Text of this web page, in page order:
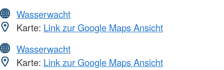
Wasserwacht
Karte: Link zur Google Maps Ansicht
Wasserwacht
Karte: Link zur Google Maps Ansicht